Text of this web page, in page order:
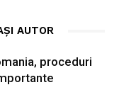
AUTOR
proceduri